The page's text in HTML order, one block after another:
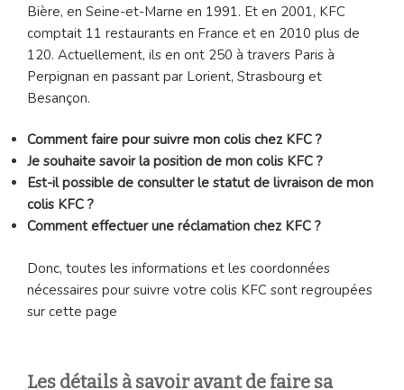
Bière, en Seine-et-Marne en 1991. Et en 2001, KFC
comptait 11 restaurants en France et en 2010 plus de
120. Actuellement, ils en ont 250 à travers Paris à
Perpignan en passant par Lorient, Strasbourg et
Besançon.
Comment faire pour suivre mon colis chez KFC ?
Je souhaite savoir la position de mon colis KFC ?
Est-il possible de consulter le statut de livraison de mon
colis KFC ?
Comment effectuer une réclamation chez KFC ?
Donc, toutes les informations et les coordonnées
nécessaires pour suivre votre colis KFC sont regroupées
sur cette page
Les détails à savoir avant de faire sa